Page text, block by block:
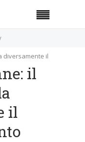
diversamente il
il
il